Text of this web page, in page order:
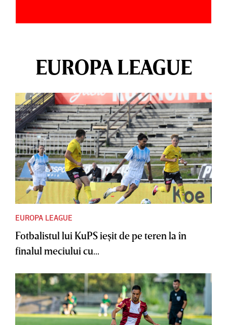
EUROPA LEAGUE
EUROPA LEAGUE
Fotbalistul lui KuPS ieşit de pe teren la în
finalul meciului cu...